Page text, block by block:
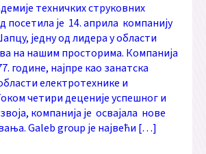
техничких струковних
посетила је 14. априла компанију
једну од лидера у области
на нашим просторима. Компанија
године, најпре као занатска
електротехнике и
четири деценије успешног и
компанија је освајала нове
Galeb group је највећи […]